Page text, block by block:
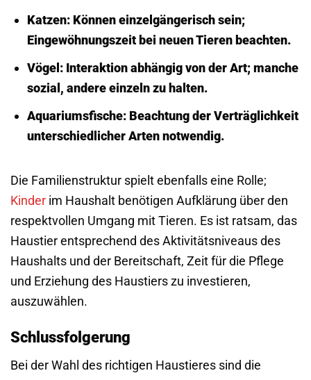
Katzen:Können einzelgängerisch sein;
Eingewöhnungszeit bei neuen Tieren beachten.
Vögel:Interaktion abhängig von der Art; manche
sozial, andere einzeln zu halten.
Aquariumsfische:Beachtung der Verträglichkeit
unterschiedlicher Arten notwendig.
Die Familienstruktur spielt ebenfalls eine Rolle;
Kinder im Haushalt benötigen Aufklärung über den
respektvollen Umgang mit Tieren. Es ist ratsam, das
Haustier entsprechend des Aktivitätsniveaus des
Haushalts und der Bereitschaft, Zeit für die Pflege
und Erziehung des Haustiers zu investieren,
auszuwählen.
Schlussfolgerung
Bei der Wahl des richtigen Haustieres sind die